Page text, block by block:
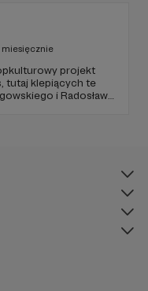
miesięcznie
projekt
tutaj klepiących te
i Radosława